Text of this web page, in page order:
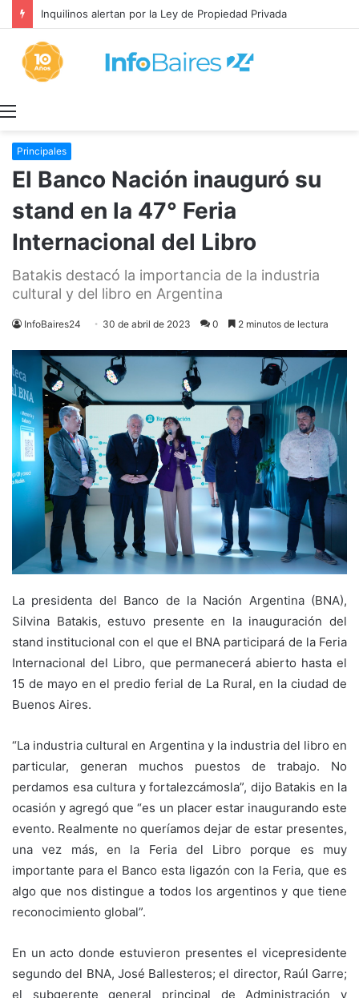
Inquilinos alertan por la Ley de Propiedad Privada
Principales
El Banco Nación inauguró su
stand en la 47° Feria
Internacional del Libro
Batakis destacó la importancia de la industria
cultural y del libro en Argentina
InfoBaires24 30 de abril de 2023 0 2 minutos de lectura
La presidenta del Banco de la Nación Argentina (BNA),
Silvina Batakis, estuvo presente en la inauguración del
stand institucional con el que el BNA participará de la Feria
Internacional del Libro, que permanecerá abierto hasta el
15 de mayo en el predio ferial de La Rural, en la ciudad de
Buenos Aires.
“La industria cultural en Argentina y la industria del libro en
particular, generan muchos puestos de trabajo. No
perdamos esa cultura y fortalezcámosla”, dijo Batakis en la
ocasión y agregó que “es un placer estar inaugurando este
evento. Realmente no queríamos dejar de estar presentes,
una vez más, en la Feria del Libro porque es muy
importante para el Banco esta ligazón con la Feria, que es
algo que nos distingue a todos los argentinos y que tiene
reconocimiento global”.
En un acto donde estuvieron presentes el vicepresidente
segundo del BNA, José Ballesteros; el director, Raúl Garre;
el subgerente general principal de Administración y